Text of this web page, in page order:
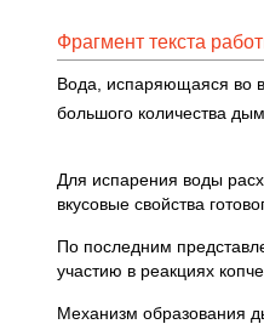
Фрагмент текста
Вода, испаряющаяся во
большого количества
Для испарения воды
вкусовые свойства
По последним
участию в реакциях
Механизм образования